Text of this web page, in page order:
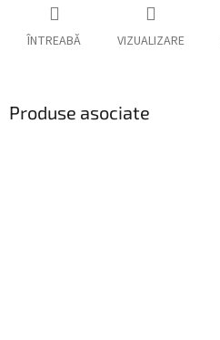
ÎNTREABĂ VIZUALIZARE
Produse asociate